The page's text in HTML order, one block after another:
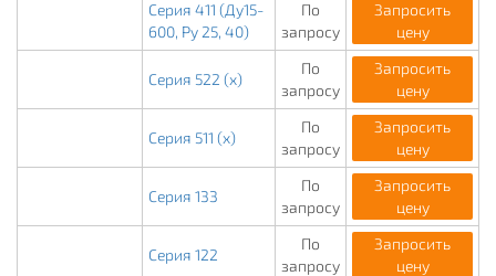
Серия 411 (Ду15-
600, Ру 25, 40)
По
запросу
Запросить
цену
Серия 522 (х)
По
запросу
Запросить
цену
Серия 511 (х)
По
запросу
Запросить
цену
Серия 133
По
запросу
Запросить
цену
Серия 122
По
запросу
Запросить
цену